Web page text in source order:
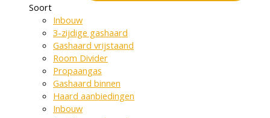
Soort
Inbouw
3-zijdige gashaard
Gashaard vrijstaand
Room Divider
Propaangas
Gashaard binnen
Haard aanbiedingen
Inbouw